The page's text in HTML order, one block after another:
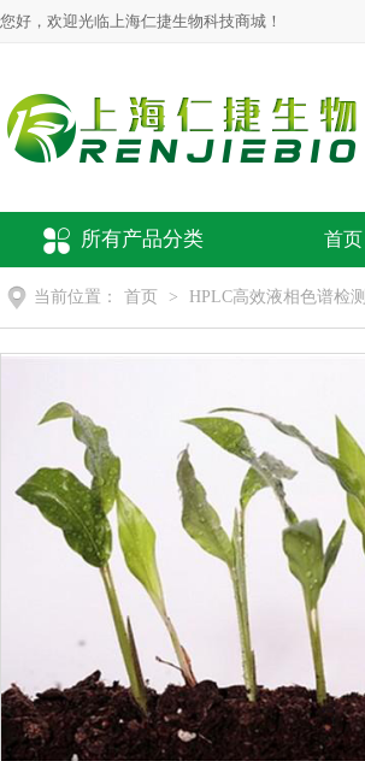
您好，欢迎光临上海仁捷生物科技商城！
所有产品分类 首页
当前位置： 首页 > HPLC高效液相色谱检测